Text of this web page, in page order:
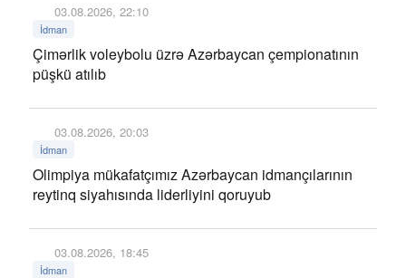
03.08.2026, 22:10
İdman
Çimərlik voleybolu üzrə Azərbaycan çempionatının
püşkü atılıb
03.08.2026, 20:03
İdman
Olimpiya mükafatçımız Azərbaycan idmançılarının
reytinq siyahısında liderliyini qoruyub
03.08.2026, 18:45
İdman